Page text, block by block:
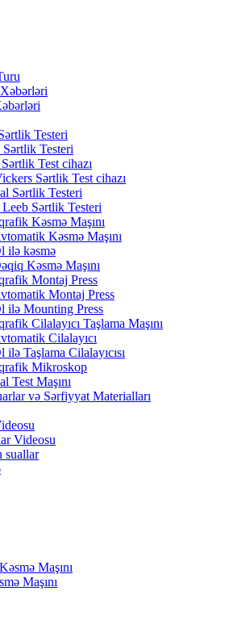
Testeri
Testeri
Test cihazı
Sərtlik Test cihazı
Sərtlik Testeri
Sərtlik Testeri
Kəsmə Maşını
Kəsmə Maşını
ilə kəsmə
Kəsmə Maşını
Montaj Press
Montaj Press
ilə Mounting Press
Cilalayıcı Taşlama Maşını
Cilalayıcı
ilə Taşlama Cilalayıcısı
Mikroskop
Test Maşını
və Sərfiyyat Materialları
Videosu
suallar
Maşını
Maşını